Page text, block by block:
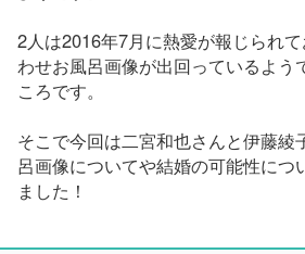
2人は2016年7月に熱愛が報じられ
わせお風呂画像が出回っているよう
ころです。
そこで今回は二宮和也さんと伊藤綾
呂画像についてや結婚の可能性につ
ました！